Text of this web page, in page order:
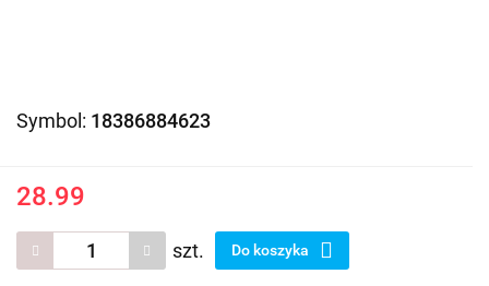
Symbol: 18386884623
28.99
szt. Do koszyka